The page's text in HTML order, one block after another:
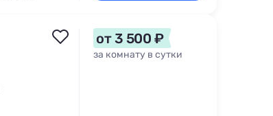
от 3 500 ₽
за комнату в сутки